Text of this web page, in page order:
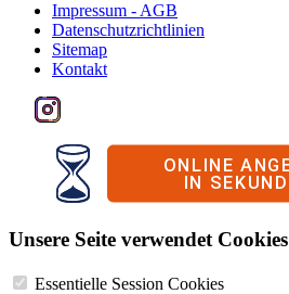
Impressum - AGB
Datenschutzrichtlinien
Sitemap
Kontakt
Unsere Seite verwendet Cookies
Essentielle Session Cookies